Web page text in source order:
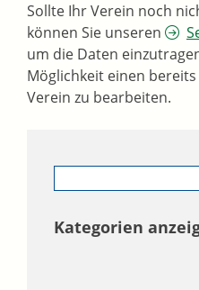
Sollte Ihr Verein noch
können Sie unseren
um die Daten
Möglichkeit einen
Verein zu bearbeiten.
Kategorien